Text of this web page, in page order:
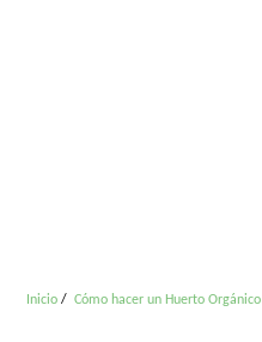
Inicio Cómo hacer un Huerto Orgánico